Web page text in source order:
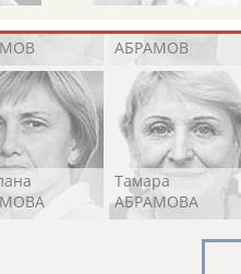
Павел
АБРАМОВ
Тамара
АБРАМОВА